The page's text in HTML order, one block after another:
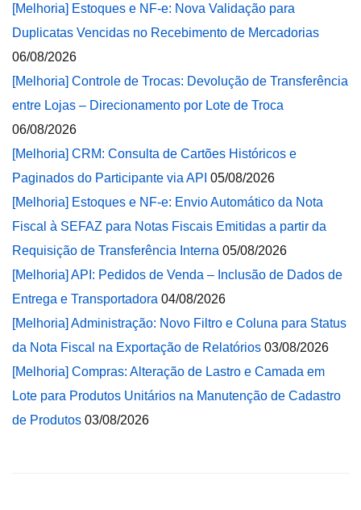
[Melhoria] Estoques e NF-e: Nova Validação para
Duplicatas Vencidas no Recebimento de Mercadorias
06/08/2026
[Melhoria] Controle de Trocas: Devolução de Transferência
entre Lojas – Direcionamento por Lote de Troca
06/08/2026
[Melhoria] CRM: Consulta de Cartões Históricos e
Paginados do Participante via API 05/08/2026
[Melhoria] Estoques e NF-e: Envio Automático da Nota
Fiscal à SEFAZ para Notas Fiscais Emitidas a partir da
Requisição de Transferência Interna 05/08/2026
[Melhoria] API: Pedidos de Venda – Inclusão de Dados de
Entrega e Transportadora 04/08/2026
[Melhoria] Administração: Novo Filtro e Coluna para Status
da Nota Fiscal na Exportação de Relatórios 03/08/2026
[Melhoria] Compras: Alteração de Lastro e Camada em
Lote para Produtos Unitários na Manutenção de Cadastro
de Produtos 03/08/2026